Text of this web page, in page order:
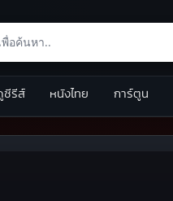
ซีรีส์ หนังไทย การ์ตูน